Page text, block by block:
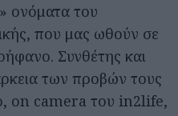
ονόματα του
που μας ωθούν σε
Συνθέτης και
των προβών τους
on camera του in2life,